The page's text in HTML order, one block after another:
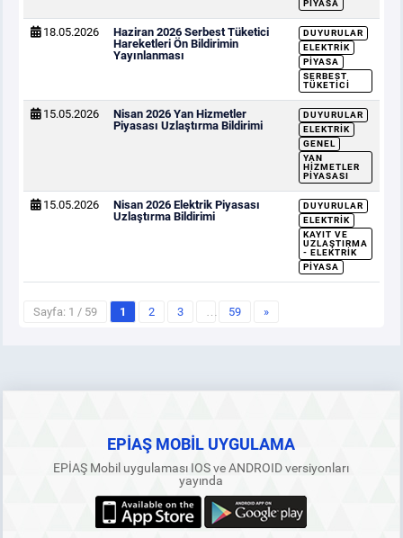
PIYASA
18.05.2026
Haziran 2026 Serbest Tüketici
Hareketleri Ön Bildirimin
Yayınlanması
DUYURULAR
ELEKTRIK
PIYASA
SERBEST
TÜKETICI
15.05.2026
Nisan 2026 Yan Hizmetler
Piyasası Uzlaştırma Bildirimi
DUYURULAR
ELEKTRIK
GENEL
YAN
HIZMETLER
PIYASASI
15.05.2026
Nisan 2026 Elektrik Piyasası
Uzlaştırma Bildirimi
DUYURULAR
ELEKTRIK
KAYIT VE
UZLAŞTIRMA
- ELEKTRIK
PIYASA
Sayfa: 1 / 59 1 2 3 … 59 »
EPİAŞ MOBİL UYGULAMA
EPİAŞ Mobil uygulaması IOS ve ANDROID versiyonları
yayında